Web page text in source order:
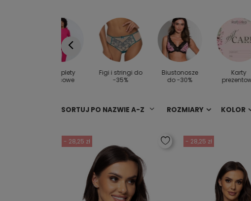
Komplety
dresowe
Figi i stringi do
-35%
Biustonosze
do -30%
Karty
SORTUJ PO NAZWIE A-Z ROZMIARY KOLOR
- 28,25 zł - 28,25 zł